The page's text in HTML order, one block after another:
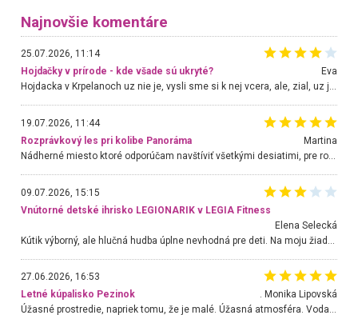
Najnovšie komentáre
25.07.2026, 11:14
Hojdačky v prírode - kde všade sú ukryté?
Eva
Hojdacka v Krpelanoch uz nie je, vysli sme si k nej vcera, ale, zial, uz je znicena. Ak sem planujete cestu len kvoli hojdacke, mozete si ju usetrit. Krasny vyhlad je tu vsak aj bez hojdacky :-)
19.07.2026, 11:44
Rozprávkový les pri kolibe Panoráma
Martina
Nádherné miesto ktoré odporúčam navštíviť všetkými desiatimi, pre rodiny s deťmi, dôchodcom... Proste a jednoducho ozaj rozprávkový les.. určite ešte prídeme. Odniesli sme si na pamiatku krásne tričká,
09.07.2026, 15:15
Vnútorné detské ihrisko LEGIONARIK v LEGIA Fitness
Elena Selecká
27.06.2026, 16:53
Letné kúpalisko Pezinok
. Monika Lipovská
Úžasné prostredie, napriek tomu, že je malé. Úžasná atmosféra. Voda fantastická a nádherná. Ľudí je pomerne veľa, ale su mili a ohľaduplní. Je veľmi zaujímavé sledovať, ako dokážu spolu športovať cudzí ľudia a bez ohľadu na vek. Vládne tu pohoda. Vnuka neviem dostať z vody. Ďakujem za krásny deň . Urcite sa sem vrátim. Jediný problém je s parkovaním, ale aj ten sa mi podarilo vyriešiť. Monika Bratislava